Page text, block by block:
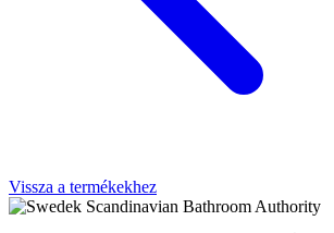
Vissza a termékekhez
Scandinavian Bathroom Authority